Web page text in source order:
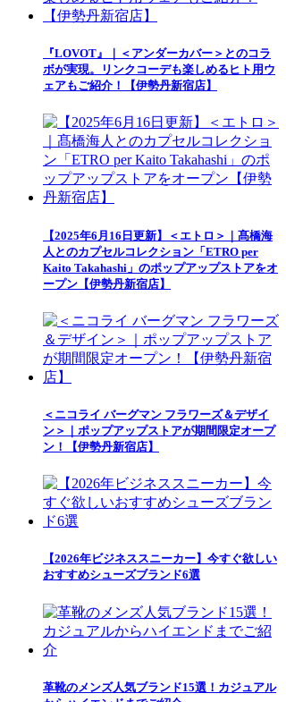
『LOVOT』｜＜アンダーカバー＞とのコラ
ボが実現。リンクコーデも楽しめるヒト用ウ
ェアもご紹介！【伊勢丹新宿店】
【2025年6月16日更新】＜エトロ＞｜髙橋海
人とのカプセルコレクション「ETRO per
Kaito Takahashi」のポップアップストアをオ
ープン【伊勢丹新宿店】
＜ニコライ バーグマン フラワーズ＆デザイ
ン＞｜ポップアップストアが期間限定オープ
ン！【伊勢丹新宿店】
【2026年ビジネススニーカー】今すぐ欲しい
おすすめシューズブランド6選
革靴のメンズ人気ブランド15選！カジュアル